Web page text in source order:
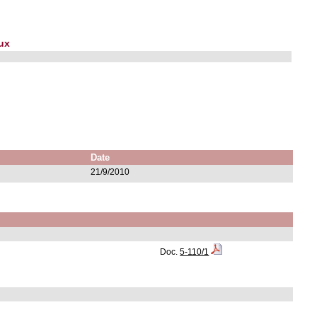
Date
21/9/2010
Doc.5-110/1